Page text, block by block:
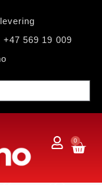
+47 569 19 009
0